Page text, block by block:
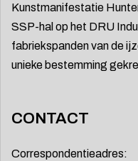
Kunstmanifestatie
SSP-hal op het DRU
fabriekspanden van de
unieke bestemming
CONTACT
Correspondentieadres: